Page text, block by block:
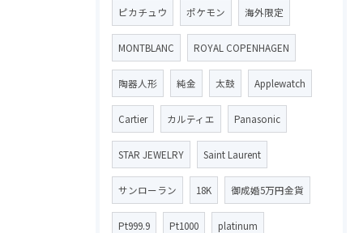
ピカチュウ ポケモン 海外限定
MONTBLANC ROYAL COPENHAGEN
陶器人形 純金 太鼓 Applewatch
Cartier カルティエ Panasonic
STAR JEWELRY Saint Laurent
サンローラン 18K 御成婚5万円金貨
Pt999.9 Pt1000 platinum